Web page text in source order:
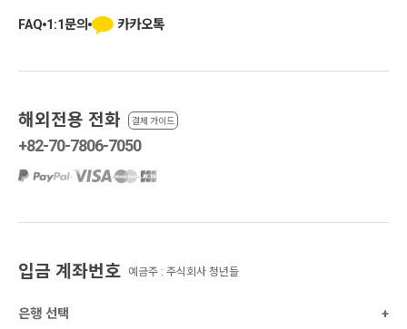
FAQ 1:1문의 카카오톡
해외전용 전화 결제 가이드
+82-70-7806-7050
· · ·
입금 계좌번호 예금주 : 주식회사 청년들
은행 선택 +